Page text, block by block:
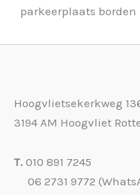
parkeerplaats borden
Hoogvlietsekerkweg
3194 AM Hoogvliet
T. 010 891 7245
06 2731 9772